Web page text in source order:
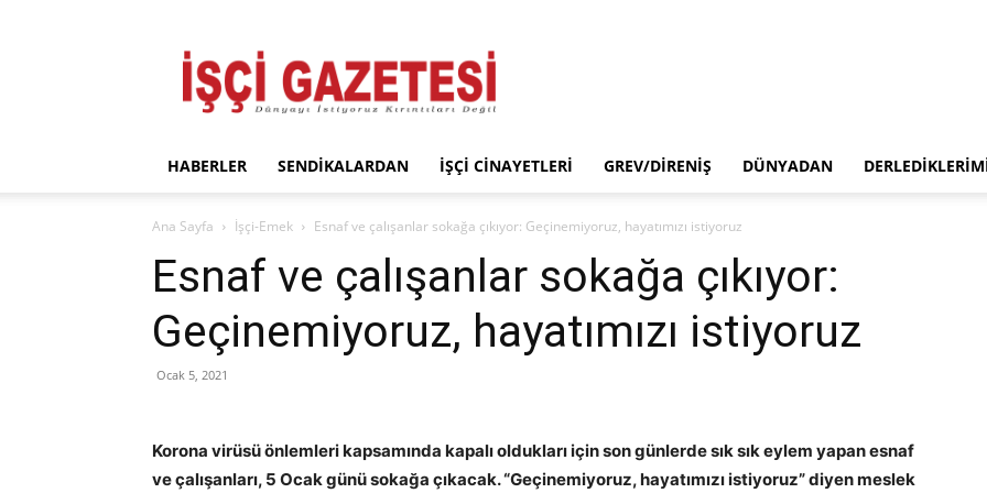
Gazetesi
HABERLER SENDIKALARDAN İŞÇI CINAYETLERI GREV/DIRENIŞ DÜNYADAN
Ana Sayfa İşçi-Emek Esnaf ve çalışanlar sokağa çıkıyor: Geçinemiyoruz, hayatımızı istiyoruz
Esnaf ve çalışanlar sokağa çıkıyor:
Geçinemiyoruz, hayatımızı istiyoruz
Ocak 5, 2021
Korona virüsü önlemleri kapsamında kapalı oldukları için son günlerde sık sık eylem yapan esnaf
ve çalışanları, 5 Ocak günü sokağa çıkacak. “Geçinemiyoruz, hayatımızı istiyoruz” diyen meslek